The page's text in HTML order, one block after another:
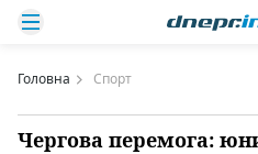
Головна Спорт
Чергова перемога: